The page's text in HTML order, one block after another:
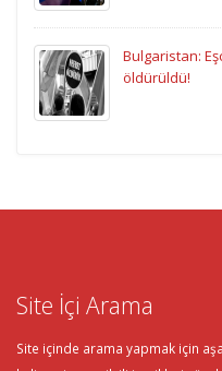
Bulgaristan:
öldürüldü!
Site İçi Arama
Site içinde arama yapmak için